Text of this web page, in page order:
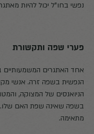
נפשי בחו"ל יכול להיות
פערי שפה ותקשורת
אחד האתגרים המשמעותיים
הנפשית בשפה זרה. אנשי
הניואנסים של המצוקה,
בשפה שאינה שפת האם
מתאימה.